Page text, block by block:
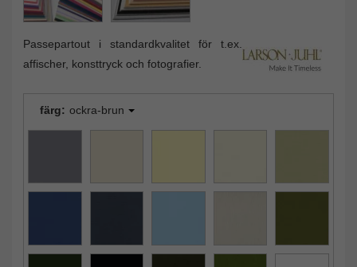
Passepartout i standardkvalitet för t.ex.
affischer, konsttryck och fotografier.
färg: ockra-brun